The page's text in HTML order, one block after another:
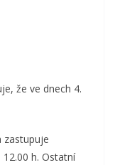
že ve dnech 4.
zastupuje
h. Ostatní